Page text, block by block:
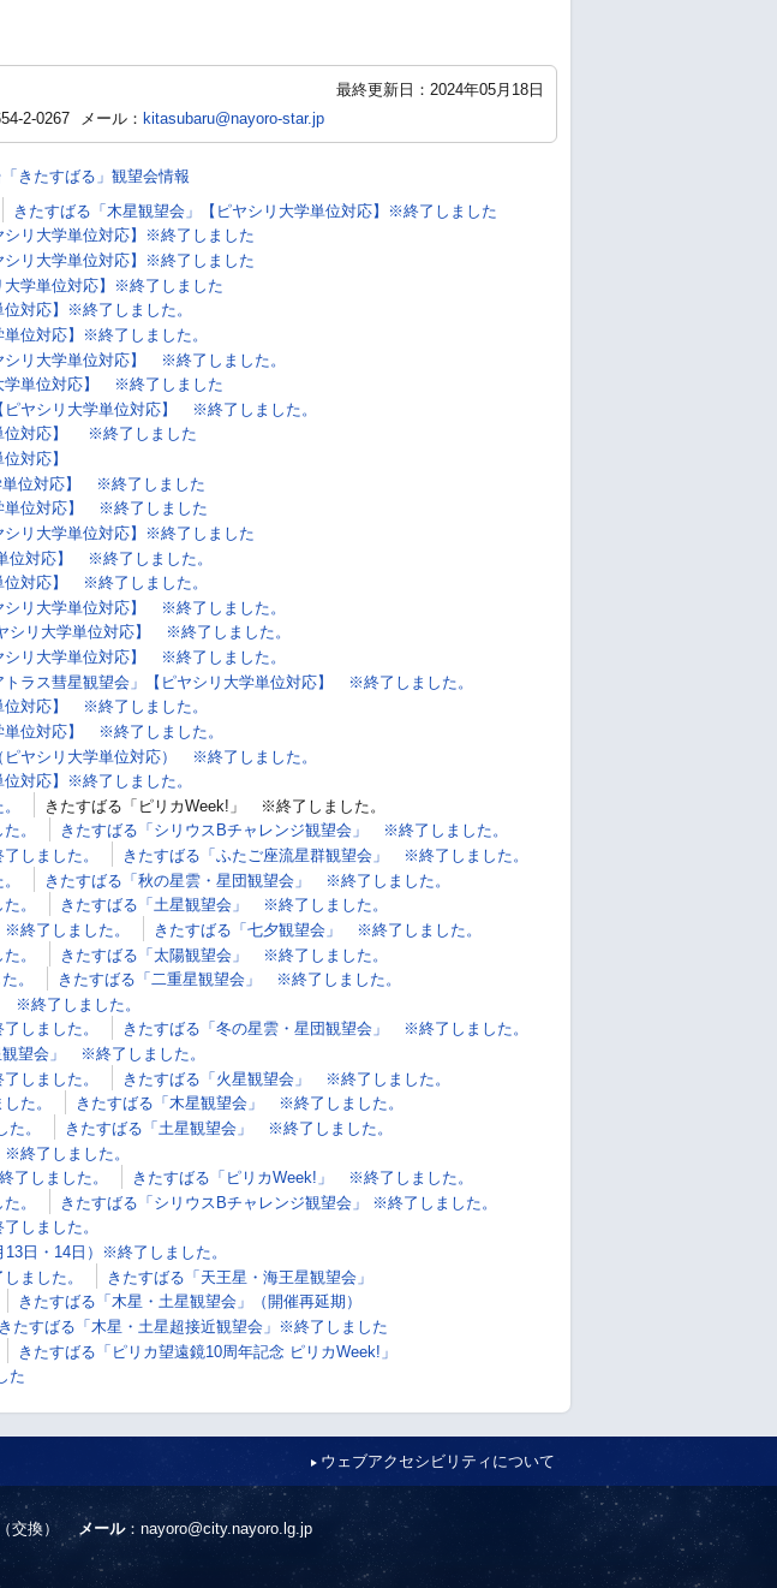
最終更新日：2024年05月18日
2-0267 メール： kitasubaru@nayoro-star.jp
きたすばる」観望会情報
きたすばる「木星観望会」【ピヤシリ大学単位対応】※終了しました
シリ大学単位対応】※終了しました
シリ大学単位対応】※終了しました
大学単位対応】※終了しました
対応】※終了しました。
位対応】※終了しました。
シリ大学単位対応】 ※終了しました。
学単位対応】 ※終了しました
ピヤシリ大学単位対応】 ※終了しました。
位対応】 ※終了しました
対応】
単位対応】 ※終了しました
単位対応】 ※終了しました
シリ大学単位対応】※終了しました
位対応】 ※終了しました。
位対応】 ※終了しました。
シリ大学単位対応】 ※終了しました。
シリ大学単位対応】 ※終了しました。
シリ大学単位対応】 ※終了しました。
ラス彗星観望会」【ピヤシリ大学単位対応】 ※終了しました。
位対応】 ※終了しました。
単位対応】 ※終了しました。
ピヤシリ大学単位対応） ※終了しました。
対応】※終了しました。
きたすばる「ピリカWeek!」 ※終了しました。
。
きたすばる「シリウスBチャレンジ観望会」 ※終了しました。
しました。
きたすばる「ふたご座流星群観望会」 ※終了しました。
きたすばる「秋の星雲・星団観望会」 ※終了しました。
。
きたすばる「土星観望会」 ※終了しました。
終了しました。
きたすばる「七夕観望会」 ※終了しました。
。
きたすばる「太陽観望会」 ※終了しました。
。
きたすばる「二重星観望会」 ※終了しました。
※終了しました。
しました。
きたすばる「冬の星雲・星団観望会」 ※終了しました。
観望会」 ※終了しました。
しました。
きたすばる「火星観望会」 ※終了しました。
た。
きたすばる「木星観望会」 ※終了しました。
。
きたすばる「土星観望会」 ※終了しました。
終了しました。
しました。
きたすばる「ピリカWeek!」 ※終了しました。
。
きたすばる「シリウスBチャレンジ観望会」 ※終了しました。
しました。
日・14日）※終了しました。
ました。
きたすばる「天王星・海王星観望会」
きたすばる「木星・土星観望会」（開催再延期）
きたすばる「木星・土星超接近観望会」※終了しました
きたすばる「ピリカ望遠鏡10周年記念 ピリカWeek!」
た
ウェブアクセシビリティについて
交換） メール：nayoro@city.nayoro.lg.jp